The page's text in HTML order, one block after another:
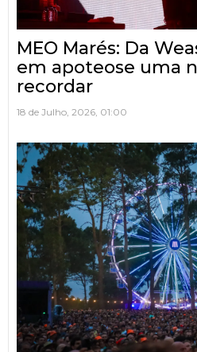
MEO Marés: Da
em apoteose uma
recordar
18 de Julho, 2026, 01:00